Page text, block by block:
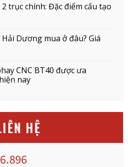
2 trục chính: Đặc điểm cấu tạo
Dương mua ở đâu? Giá
CNC BT40 được ưa
nay
HỆ